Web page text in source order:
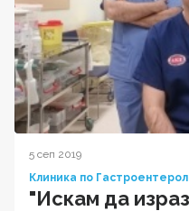
5 сеп 2019
Клиника по
"Искам да